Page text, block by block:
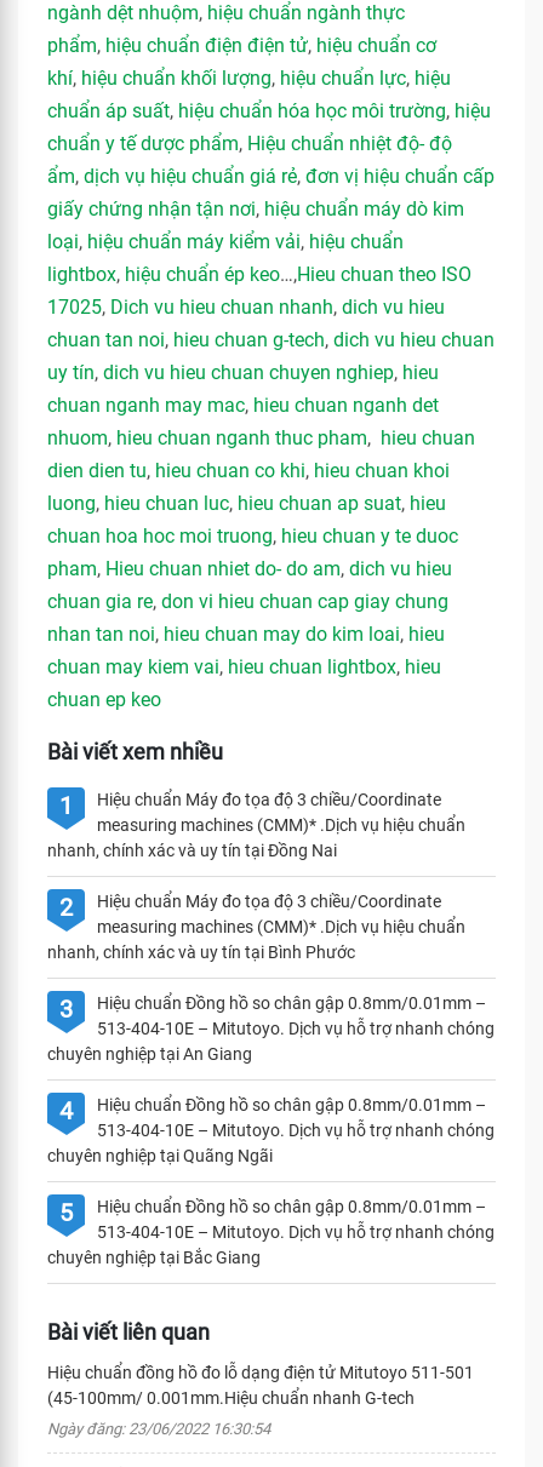
ngành dệt nhuộm, hiệu chuẩn ngành thực
phẩm, hiệu chuẩn điện điện tử, hiệu chuẩn cơ
khí, hiệu chuẩn khối lượng, hiệu chuẩn lực, hiệu
chuẩn áp suất, hiệu chuẩn hóa học môi trường, hiệu
chuẩn y tế dược phẩm, Hiệu chuẩn nhiệt độ- độ
ẩm, dịch vụ hiệu chuẩn giá rẻ, đơn vị hiệu chuẩn cấp
giấy chứng nhận tận nơi, hiệu chuẩn máy dò kim
loại, hiệu chuẩn máy kiểm vải, hiệu chuẩn
lightbox, hiệu chuẩn ép keo…,Hieu chuan theo ISO
17025, Dich vu hieu chuan nhanh, dich vu hieu
chuan tan noi, hieu chuan g-tech, dich vu hieu chuan
uy tín, dich vu hieu chuan chuyen nghiep, hieu
chuan nganh may mac, hieu chuan nganh det
nhuom, hieu chuan nganh thuc pham, hieu chuan
dien dien tu, hieu chuan co khi, hieu chuan khoi
luong, hieu chuan luc, hieu chuan ap suat, hieu
chuan hoa hoc moi truong, hieu chuan y te duoc
pham, Hieu chuan nhiet do- do am, dich vu hieu
chuan gia re, don vi hieu chuan cap giay chung
nhan tan noi, hieu chuan may do kim loai, hieu
chuan may kiem vai, hieu chuan lightbox, hieu
chuan ep keo
Bài viết xem nhiều
1
Hiệu chuẩn Máy đo tọa độ 3 chiều/Coordinate
measuring machines (CMM)* .Dịch vụ hiệu chuẩn
nhanh, chính xác và uy tín tại Đồng Nai
2
Hiệu chuẩn Máy đo tọa độ 3 chiều/Coordinate
measuring machines (CMM)* .Dịch vụ hiệu chuẩn
nhanh, chính xác và uy tín tại Bình Phước
3
Hiệu chuẩn Đồng hồ so chân gập 0.8mm/0.01mm –
513-404-10E – Mitutoyo. Dịch vụ hỗ trợ nhanh chóng
chuyên nghiệp tại An Giang
4
Hiệu chuẩn Đồng hồ so chân gập 0.8mm/0.01mm –
513-404-10E – Mitutoyo. Dịch vụ hỗ trợ nhanh chóng
chuyên nghiệp tại Quãng Ngãi
5
Hiệu chuẩn Đồng hồ so chân gập 0.8mm/0.01mm –
513-404-10E – Mitutoyo. Dịch vụ hỗ trợ nhanh chóng
chuyên nghiệp tại Bắc Giang
Bài viết liên quan
Hiệu chuẩn đồng hồ đo lỗ dạng điện tử Mitutoyo 511-501
(45-100mm/ 0.001mm.Hiệu chuẩn nhanh G-tech
Ngày đăng: 23/06/2022 16:30:54